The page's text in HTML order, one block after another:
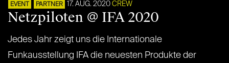
EVENT PARTNER 17. AUG. 2020 CREW
Netzpiloten @ IFA 2020
Jedes Jahr zeigt uns die Internationale
Funkausstellung IFA die neuesten Produkte der